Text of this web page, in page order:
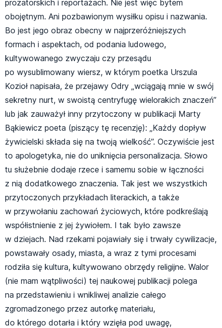
prozatorskich i reportażach. Nie jest więc bytem
obojętnym. Ani pozbawionym wysiłku opisu i nazwania.
Bo jest jego obraz obecny w najprzeróżniejszych
formach i aspektach, od podania ludowego,
kultywowanego zwyczaju czy przesądu
po wysublimowany wiersz, w którym poetka Urszula
Kozioł napisała, że przejawy Odry „wciągają mnie w swój
sekretny nurt, w swoistą centryfugę wielorakich znaczeń”
lub jak zauważył inny przytoczony w publikacji Marty
Bąkiewicz poeta (piszący tę recenzję): „Każdy dopływ
żywicielski składa się na twoją wielkość”. Oczywiście jest
to apologetyka, nie do uniknięcia personalizacja. Słowo
tu służebnie dodaje rzece i samemu sobie w łączności
z nią dodatkowego znaczenia. Tak jest we wszystkich
przytoczonych przykładach literackich, a także
w przywołaniu zachowań życiowych, które podkreślają
współistnienie z jej żywiołem. I tak było zawsze
w dziejach. Nad rzekami pojawiały się i trwały cywilizacje,
powstawały osady, miasta, a wraz z tymi procesami
rodziła się kultura, kultywowano obrzędy religijne. Walor
(nie mam wątpliwości) tej naukowej publikacji polega
na przedstawieniu i wnikliwej analizie całego
zgromadzonego przez autorkę materiału,
do którego dotarła i który wzięła pod uwagę,